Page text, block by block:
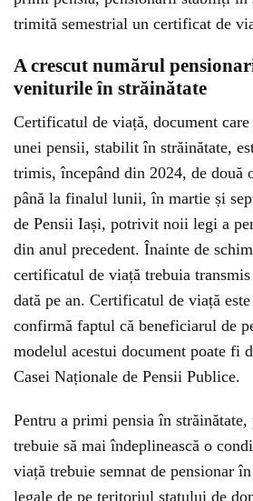
trimită semestrial un certificat de
A crescut numărul
veniturile în străinătate
Certificatul de viață, document
unei pensii, stabilit în străinătate,
trimis, începând din 2024, de două
până la finalul lunii, în martie și
de Pensii Iași, potrivit noii legi a
din anul precedent. Înainte de
certificatul de viață trebuia
dată pe an. Certificatul de viață
confirmă faptul că beneficiarul de
modelul acestui document poate fi
Casei Naționale de Pensii Publice.
Pentru a primi pensia în
trebuie să mai îndeplinească o
viață trebuie semnat de pensionar
legale de pe teritoriul statului de